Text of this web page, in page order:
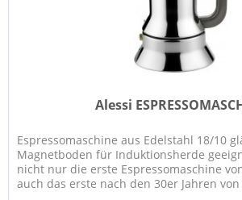
Alessi
Espressomaschine aus Edelstahl 18/10
Magnetboden für Induktionsherde
nicht nur die erste Espressomaschine
auch das erste nach den 30er Jahren von